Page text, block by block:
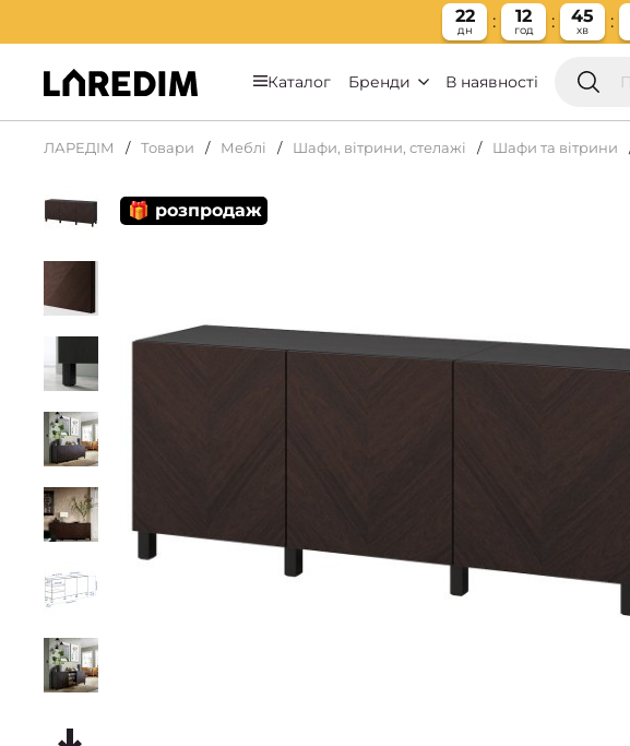
22
дн
12
год
45
хв
Каталог Бренди В наявності
ЛАРЕДІМ Товари Меблі Шафи, вітрини, стелажі Шафи та вітрини
🎁 розпродаж